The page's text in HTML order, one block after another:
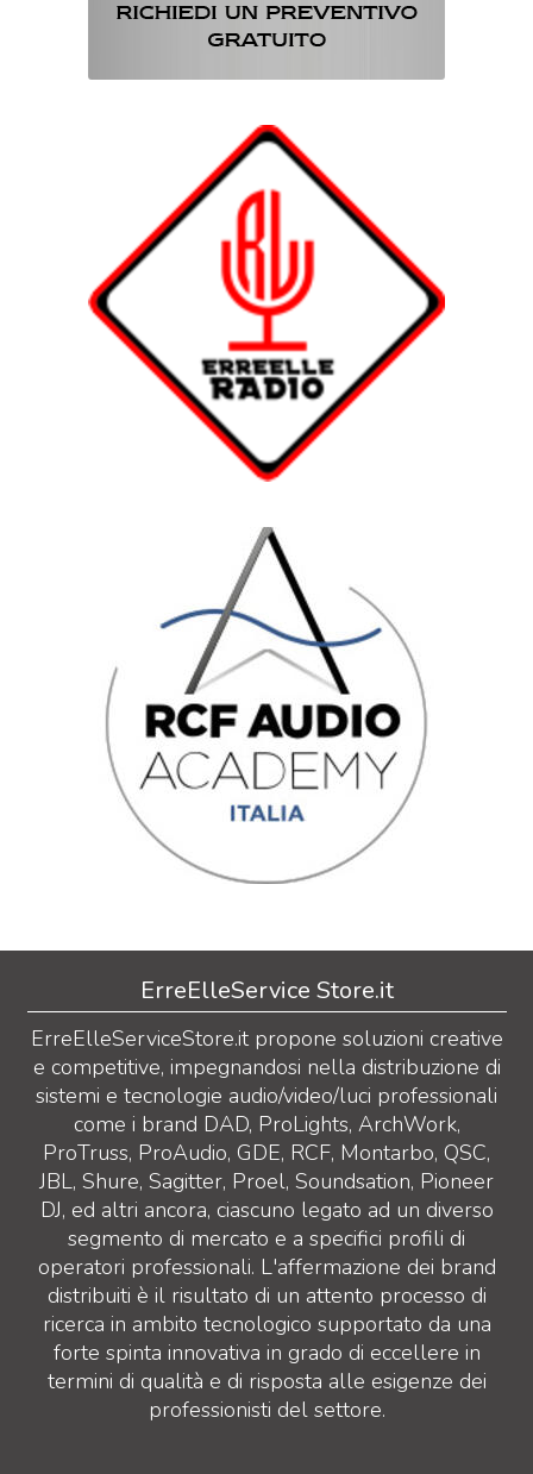
ErreElleService Store.it
ErreElleServiceStore.it propone soluzioni creative
e competitive, impegnandosi nella distribuzione di
sistemi e tecnologie audio/video/luci professionali
come i brand DAD, ProLights, ArchWork,
ProTruss, ProAudio, GDE, RCF, Montarbo, QSC,
JBL, Shure, Sagitter, Proel, Soundsation, Pioneer
DJ, ed altri ancora, ciascuno legato ad un diverso
segmento di mercato e a specifici profili di
operatori professionali. L'affermazione dei brand
distribuiti è il risultato di un attento processo di
ricerca in ambito tecnologico supportato da una
forte spinta innovativa in grado di eccellere in
termini di qualità e di risposta alle esigenze dei
professionisti del settore.